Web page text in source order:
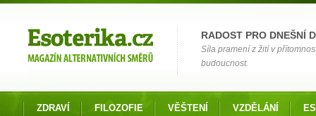
RADOST PRO DNEŠNÍ
Síla pramení z žití v
budoucnost.
ZDRAVÍ FILOZOFIE VĚŠTENÍ VZDĚLÁNÍ